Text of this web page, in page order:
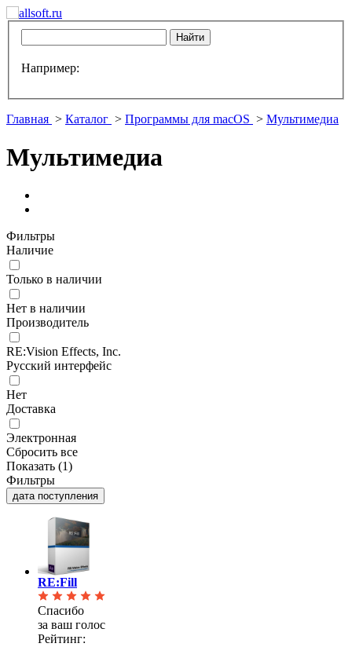
Например:
Главная > Каталог > Программы для macOS > Мультимедиа
Мультимедиа
Фильтры
Наличие
Только в наличии
Нет в наличии
Производитель
RE:Vision Effects, Inc.
Русский интерфейс
Нет
Доставка
Электронная
Сбросить все
Показать (1)
Фильтры
дата поступления
RE:Fill
Спасибо
за ваш голос
Рейтинг: